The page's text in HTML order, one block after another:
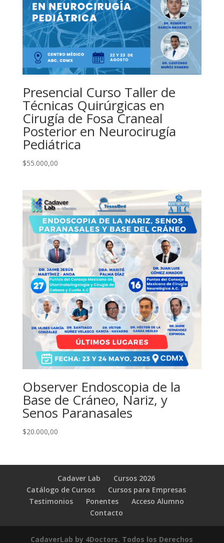
Presencial Curso Taller de
Técnicas Quirúrgicas en
Cirugía de Fosa Craneal
Posterior en Neurocirugía
Pediátrica
$55.000,00
Observer Endoscopia de la
Base de Cráneo, Nariz, y
Senos Paranasales
$20.000,00
Cadaver Lab
Cursos 2026
Catálogo de Cursos
Cursos para Empresas
Testimonios
Ponentes
Acceso Alumno
Contacto
CadaverLab by 4Doctors. Todos los Derechos